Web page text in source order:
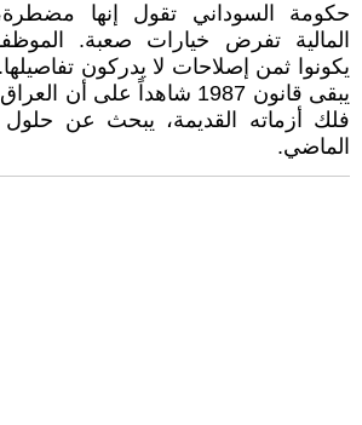
حكومة السوداني تقول إنها
المالية تفرض خيارات صعبة.
يكونوا ثمن إصلاحات لا يدركون
يبقى قانون 1987 شاهداً على
فلك أزماته القديمة، يبحث عن
الماضي.